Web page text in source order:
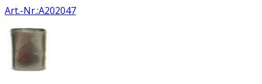
Art.-Nr.:A202047